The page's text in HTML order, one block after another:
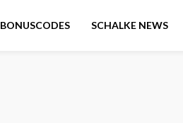
BONUSCODES SCHALKE NEWS